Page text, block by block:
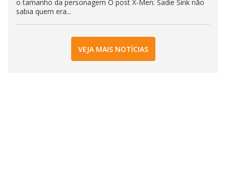
o tamanho da personagem O post X-Men: Sadie Sink não
sabia quem era...
VEJA MAIS NOTÍCIAS